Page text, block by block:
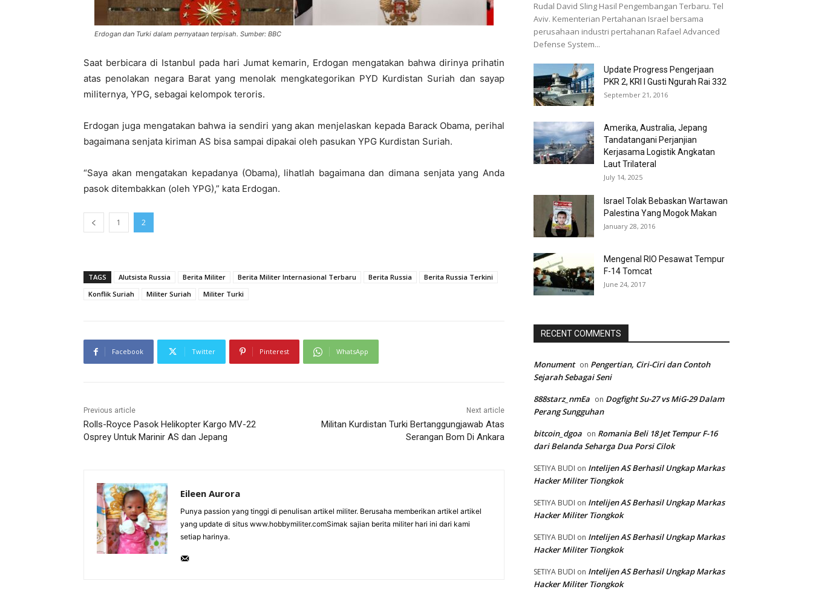
Erdogan dan Turki dalam pernyataan terpisah. Sumber: BBC
Saat berbicara di Istanbul pada hari Jumat kemarin, Erdogan mengatakan bahwa dirinya prihatin
atas penolakan negara Barat yang menolak mengkategorikan PYD Kurdistan Suriah dan sayap
militernya, YPG, sebagai kelompok teroris.
Erdogan juga mengatakan bahwa ia sendiri yang akan menjelaskan kepada Barack Obama, perihal
bagaimana senjata kiriman AS bisa sampai dipakai oleh pasukan YPG Kurdistan Suriah.
“Saya akan mengatakan kepadanya (Obama), lihatlah bagaimana dan dimana senjata yang Anda
pasok ditembakkan (oleh YPG),” kata Erdogan.
1 2
TAGS Alutsista Russia Berita Militer Berita Militer Internasional Terbaru Berita Russia
Berita Russia Terkini
Konflik Suriah
Militer Suriah Militer Turki
Facebook Twitter Pinterest WhatsApp
Previous article
Rolls-Royce Pasok Helikopter Kargo MV-22
Osprey Untuk Marinir AS dan Jepang
Next article
Militan Kurdistan Turki Bertanggungjawab Atas
Serangan Bom Di Ankara
Eileen Aurora
Punya passion yang tinggi di penulisan artikel militer. Berusaha memberikan artikel artikel
yang update di situs www.hobbymiliter.comSimak sajian berita militer hari ini dari kami
setiap harinya.
Rudal David Sling Hasil Pengembangan Terbaru. Tel
Aviv. Kementerian Pertahanan Israel bersama
perusahaan industri pertahanan Rafael Advanced
Defense System...
Update Progress Pengerjaan
PKR 2, KRI I Gusti Ngurah Rai 332
September 21, 2016
Amerika, Australia, Jepang
Tandatangani Perjanjian
Kerjasama Logistik Angkatan
Laut Trilateral
July 14, 2025
Israel Tolak Bebaskan Wartawan
Palestina Yang Mogok Makan
January 28, 2016
Mengenal RIO Pesawat Tempur
F-14 Tomcat
June 24, 2017
RECENT COMMENTS
Monument on Pengertian, Ciri-Ciri dan Contoh
Sejarah Sebagai Seni
888starz_nmEa on Dogfight Su-27 vs MiG-29 Dalam
Perang Sungguhan
bitcoin_dgoa on Romania Beli 18 Jet Tempur F-16
dari Belanda Seharga Dua Porsi Cilok
SETIYA BUDI on Intelijen AS Berhasil Ungkap Markas
Hacker Militer Tiongkok
SETIYA BUDI on Intelijen AS Berhasil Ungkap Markas
Hacker Militer Tiongkok
SETIYA BUDI on Intelijen AS Berhasil Ungkap Markas
Hacker Militer Tiongkok
SETIYA BUDI on Intelijen AS Berhasil Ungkap Markas
Hacker Militer Tiongkok